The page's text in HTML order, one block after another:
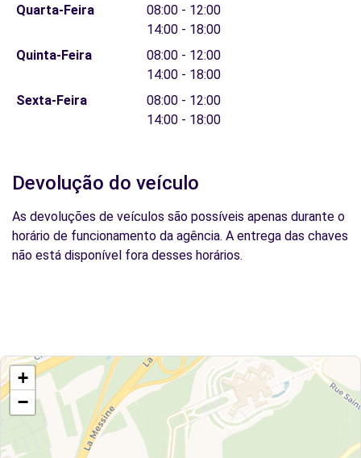
Quarta-Feira
08:00 - 12:00
14:00 - 18:00
Quinta-Feira
08:00 - 12:00
14:00 - 18:00
Sexta-Feira
08:00 - 12:00
14:00 - 18:00
Devolução do veículo
As devoluções de veículos são possíveis apenas durante o
horário de funcionamento da agência. A entrega das chaves
não está disponível fora desses horários.
+
−